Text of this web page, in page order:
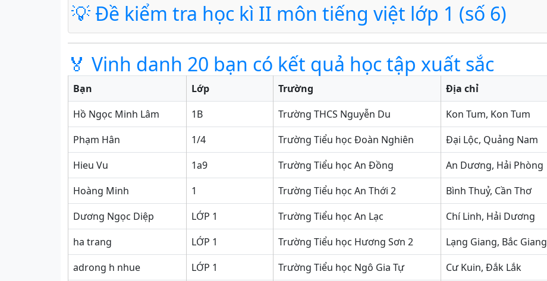
💡 Đề kiểm tra học kì II môn tiếng việt lớp 1 (số 6)
🏅 Vinh danh 20 bạn có kết quả học tập xuất sắc
Bạn Lớp Trường Địa chỉ
Hồ Ngọc Minh Lâm
1B Trường THCS Nguyễn Du Kon Tum, Kon Tum
Phạm Hân
1/4 Trường Tiểu học Đoàn Nghiên Đại Lộc, Quảng Nam
Hieu Vu
1a9 Trường Tiểu học An Đồng An Dương, Hải Phòng
Hoàng Minh
1 Trường Tiểu học An Thới 2 Bình Thuỷ, Cần Thơ
Dương Ngọc Diệp
LỚP 1 Trường Tiểu học An Lạc Chí Linh, Hải Dương
ha trang
LỚP 1 Trường Tiểu học Hương Sơn 2 Lạng Giang, Bắc Giang
adrong h nhue
LỚP 1 Trường Tiểu học Ngô Gia Tự Cư Kuin, Đắk Lắk